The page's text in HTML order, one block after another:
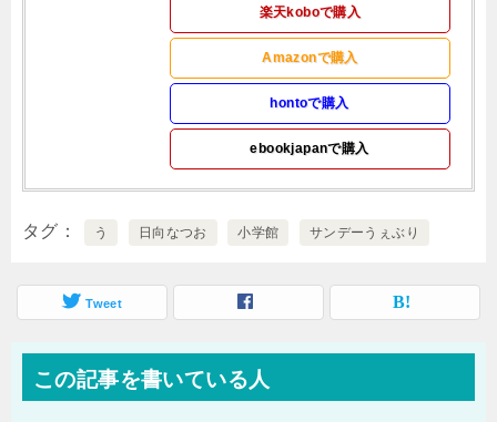
楽天koboで購入
Amazonで購入
hontoで購入
ebookjapanで購入
タグ う 日向なつお 小学館 サンデーうぇぶり
Tweet
この記事を書いている人